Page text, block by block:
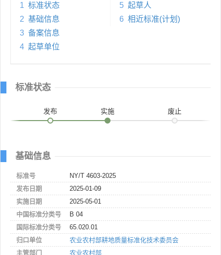
1 标准状态
2 基础信息
3 备案信息
4 起草单位
5 起草人
6 相近标准(计划)
标准状态
发布 实施 废止
基础信息
标准号
NY/T 4603-2025
发布日期
2025-01-09
实施日期
2025-05-01
中国标准分类号
B 04
国际标准分类号
65.020.01
归口单位
农业农村部耕地质量标准化技术委员会
主管部门
农业农村部